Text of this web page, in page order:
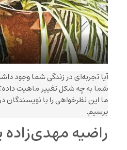
آیا تجربه‌ای در زندگی شما وجود
شما به چه شکل تغییر ماهیت
ما این نظرخواهی را با
برسیم.
راضیه